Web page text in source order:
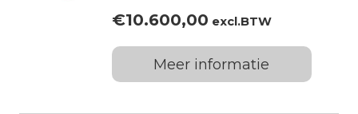
€10.600,00 excl.BTW
Meer informatie